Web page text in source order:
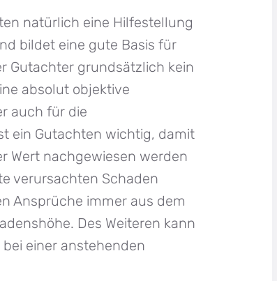
natürlich eine Hilfestellung
bildet eine gute Basis für
Gutachter grundsätzlich kein
absolut objektive
auch für die
ein Gutachten wichtig, damit
Wert nachgewiesen werden
verursachten Schaden
Ansprüche immer aus dem
Des Weiteren kann
einer anstehenden